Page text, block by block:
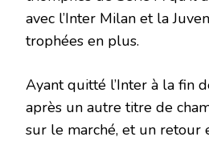
avec l’Inter Milan et la
trophées en plus.
Ayant quitté l’Inter à la fin
après un autre titre de
sur le marché, et un retour